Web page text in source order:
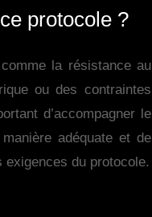
protocole ?
la résistance au
ou des contraintes
d’accompagner le
adéquate et de
exigences du protocole.